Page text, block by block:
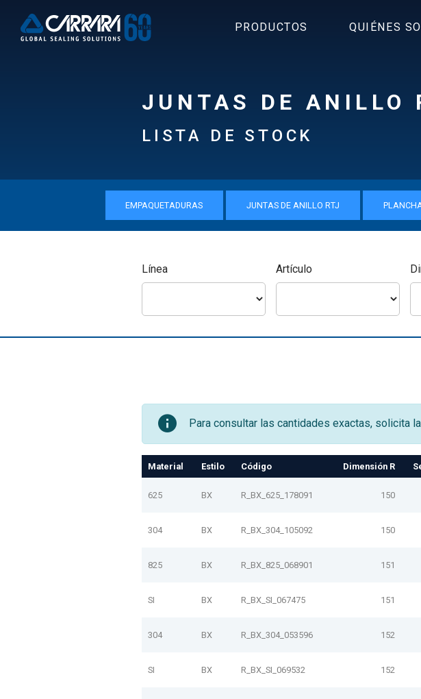
PRODUCTOS QUIÉNES
JUNTAS DE ANILLO
LISTA DE STOCK
EMPAQUETADURAS JUNTAS DE ANILLO RTJ
Línea Artículo
Para consultar las cantidades exactas, solicita
Material Estilo Código Dimensión R
625 BX R_BX_625_178091 150
304 BX R_BX_304_105092 150
825 BX R_BX_825_068901 151
SI BX R_BX_SI_067475 151
304 BX R_BX_304_053596 152
SI BX R_BX_SI_069532 152